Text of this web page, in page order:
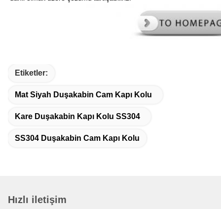
Etiketler:
Mat Siyah Duşakabin Cam Kapı Kolu
Kare Duşakabin Kapı Kolu SS304
SS304 Duşakabin Cam Kapı Kolu
Hızlı iletişim